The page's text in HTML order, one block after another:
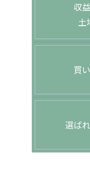
収
土
買
選ば